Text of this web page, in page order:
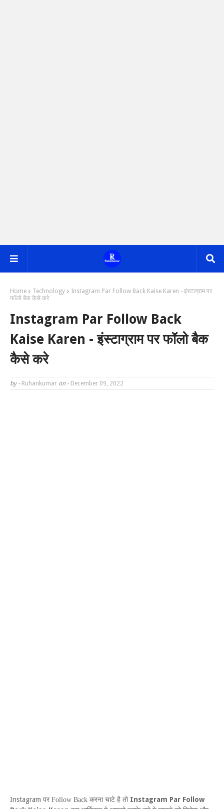
Home Technology
Instagram Par Follow Back Kaise Karen - इंस्टाग्राम पर
फॉलो बैक कैसे करे
Instagram Par Follow Back
Kaise Karen - इंस्टाग्राम पर फॉलो बैक
कैसे करे
by - Ruhankumar on - December 09, 2022
Instagram पर Follow Back करना चाटे है तो Instagram Par Follow